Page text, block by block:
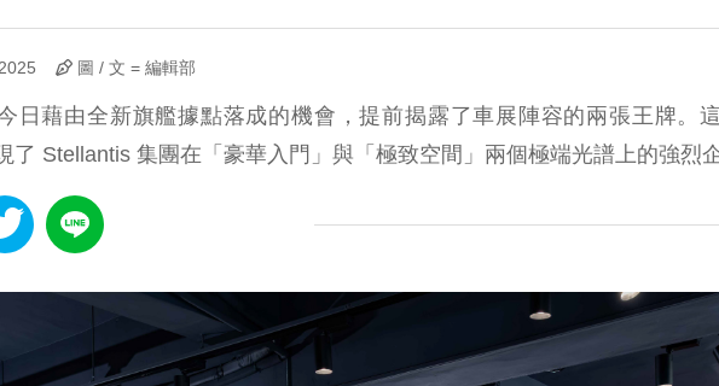
圖 / 文 = 編輯部
日藉由全新旗艦據點落成的機會，提前揭露了車展陣容的兩張王牌。
了 Stellantis 集團在「豪華入門」與「極致空間」兩個極端光譜上的強烈企